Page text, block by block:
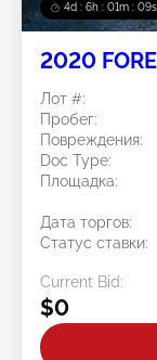
4d : 6h : 01m : 08s
2020
Лот #:
Пробег:
Повреждения:
Doc Type:
Площадка:
Дата торгов:
Статус ставки:
Current Bid:
$0